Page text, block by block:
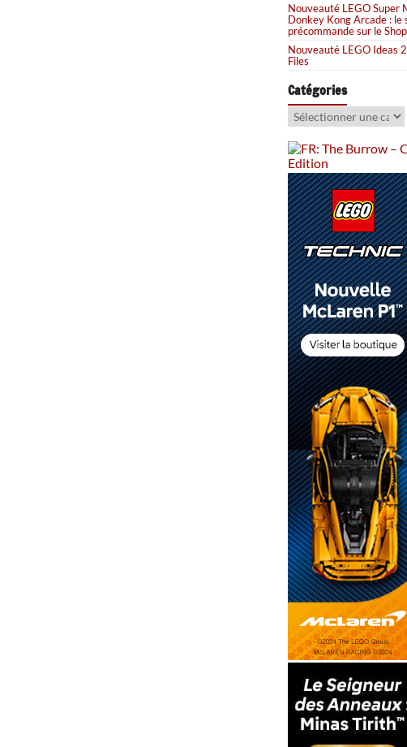
Nouveauté LEGO Super
Donkey Kong Arcade : le
précommande sur le Shop
Nouveauté LEGO Ideas
Files
Catégories
Catégories